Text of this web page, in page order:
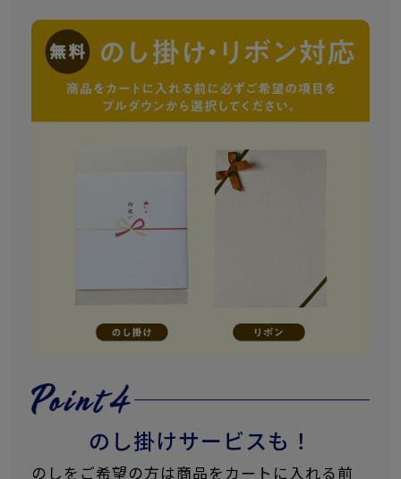
のし掛けサービスも！
のしをご希望の方は商品をカートに入れる前